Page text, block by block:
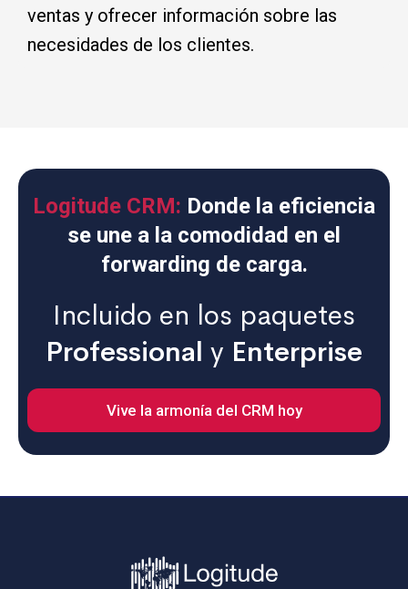
ventas y ofrecer información sobre las
necesidades de los clientes.
Logitude CRM: Donde la eficiencia
se une a la comodidad en el
forwarding de carga.
Incluido en los paquetes
Professional y Enterprise
Vive la armonía del CRM hoy